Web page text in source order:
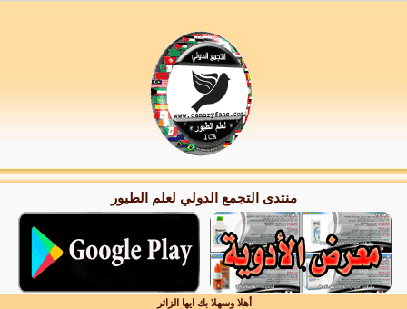
منتدى التجمع الدولي لعلم الطيور
أهلا وسهلا بك ايها الزائر